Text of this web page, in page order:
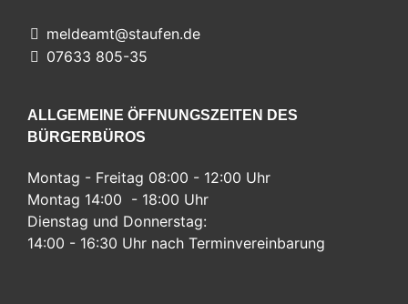
meldeamt@staufen.de
07633 805-35
ALLGEMEINE ÖFFNUNGSZEITEN DES
BÜRGERBÜROS
Montag - Freitag 08:00 - 12:00 Uhr
Montag 14:00 - 18:00 Uhr
Dienstag und Donnerstag:
14:00 - 16:30 Uhr nach Terminvereinbarung